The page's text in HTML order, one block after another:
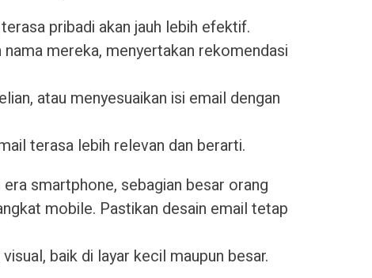
pribadi akan jauh lebih efektif.
mereka, menyertakan rekomendasi
atau menyesuaikan isi email dengan
terasa lebih relevan dan berarti.
era smartphone, sebagian besar orang
mobile. Pastikan desain email tetap
baik di layar kecil maupun besar.